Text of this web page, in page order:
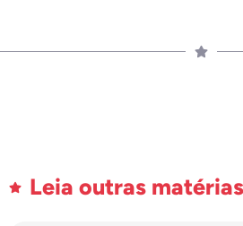
Leia outras matérias